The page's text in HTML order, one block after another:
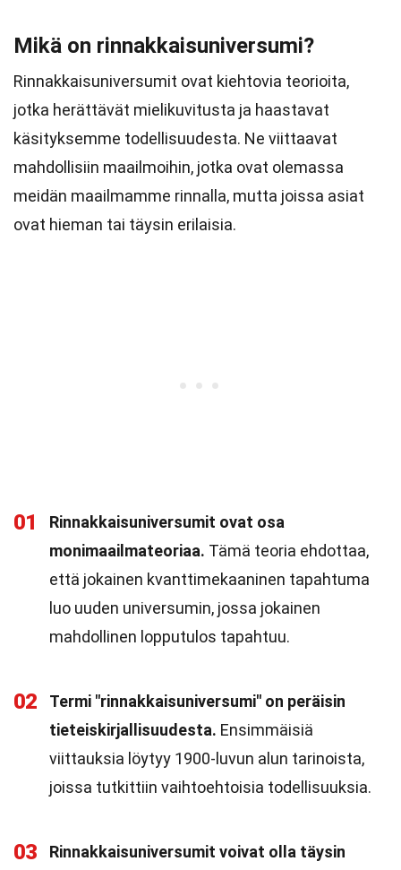
Mikä on rinnakkaisuniversumi?
Rinnakkaisuniversumit ovat kiehtovia teorioita,
jotka herättävät mielikuvitusta ja haastavat
käsityksemme todellisuudesta. Ne viittaavat
mahdollisiin maailmoihin, jotka ovat olemassa
meidän maailmamme rinnalla, mutta joissa asiat
ovat hieman tai täysin erilaisia.
01
Rinnakkaisuniversumit ovat osa
monimaailmateoriaa. Tämä teoria ehdottaa,
että jokainen kvanttimekaaninen tapahtuma
luo uuden universumin, jossa jokainen
mahdollinen lopputulos tapahtuu.
02
Termi "rinnakkaisuniversumi" on peräisin
tieteiskirjallisuudesta. Ensimmäisiä
viittauksia löytyy 1900-luvun alun tarinoista,
joissa tutkittiin vaihtoehtoisia todellisuuksia.
03
Rinnakkaisuniversumit voivat olla täysin